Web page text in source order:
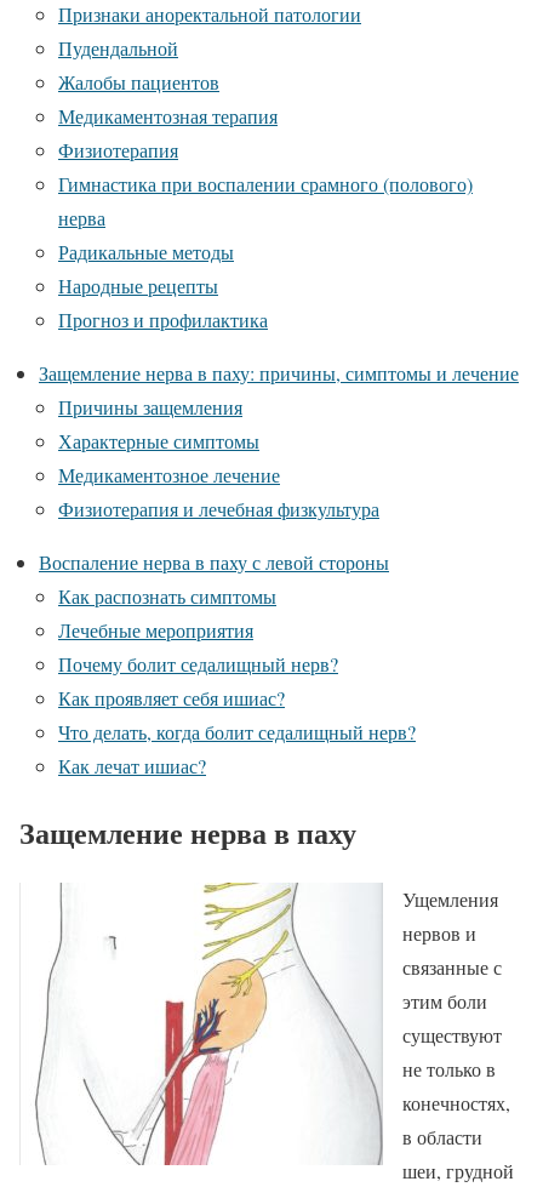
Признаки аноректальной патологии
Пудендальной
Жалобы пациентов
Медикаментозная терапия
Физиотерапия
Гимнастика при воспалении срамного (полового)
нерва
Радикальные методы
Народные рецепты
Прогноз и профилактика
Защемление нерва в паху: причины, симптомы и лечение
Причины защемления
Характерные симптомы
Медикаментозное лечение
Физиотерапия и лечебная физкультура
Воспаление нерва в паху с левой стороны
Как распознать симптомы
Лечебные мероприятия
Почему болит седалищный нерв?
Как проявляет себя ишиас?
Что делать, когда болит седалищный нерв?
Как лечат ишиас?
Защемление нерва в паху
Ущемления
нервов и
связанные с
этим боли
существуют
не только в
конечностях,
в области
шеи, грудной